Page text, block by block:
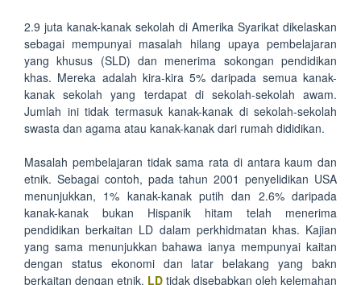
2.9 juta kanak-kanak sekolah di Amerika Syarikat dikelaskan
sebagai mempunyai masalah hilang upaya pembelajaran
yang khusus (SLD) dan menerima sokongan pendidikan
khas. Mereka adalah kira-kira 5% daripada semua kanak-
kanak sekolah yang terdapat di sekolah-sekolah awam.
Jumlah ini tidak termasuk kanak-kanak di sekolah-sekolah
swasta dan agama atau kanak-kanak dari rumah dididikan.
Masalah pembelajaran tidak sama rata di antara kaum dan
etnik. Sebagai contoh, pada tahun 2001 penyelidikan USA
menunjukkan, 1% kanak-kanak putih dan 2.6% daripada
kanak-kanak bukan Hispanik hitam telah menerima
pendidikan berkaitan LD dalam perkhidmatan khas. Kajian
yang sama menunjukkan bahawa ianya mempunyai kaitan
dengan status ekonomi dan latar belakang yang bakn
berkaitan dengan etnik. LD tidak disebabkan oleh kelemahan